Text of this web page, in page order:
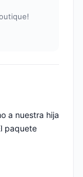
a nuestra hija
paquete